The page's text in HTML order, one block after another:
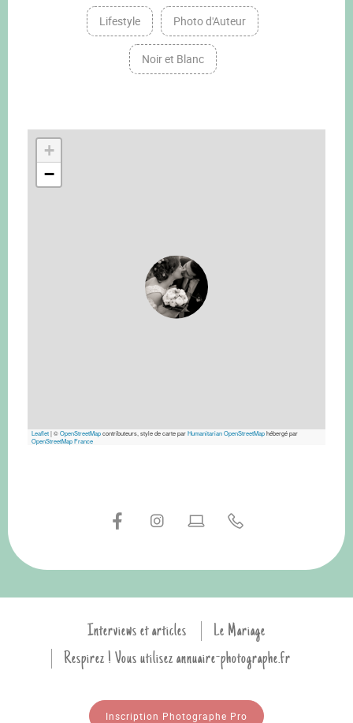
Lifestyle Photo d'Auteur
Noir et Blanc
+
−
Leaflet|©OpenStreetMapcontributeurs, style de carte parHumanitarian OpenStreetMaphébergé par
OpenStreetMap France
Interviews et articles
Le Mariage
Respirez ! Vous utilisez annuaire-photographe.fr
Inscription Photographe Pro